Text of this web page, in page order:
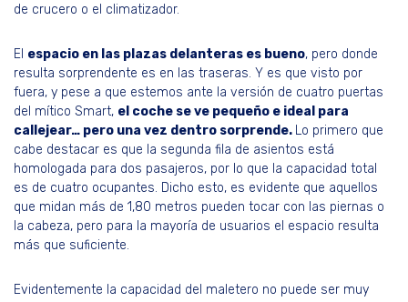
de crucero o el climatizador.
El espacio en las plazas delanteras es bueno, pero donde
resulta sorprendente es en las traseras. Y es que visto por
fuera, y pese a que estemos ante la versión de cuatro puertas
del mítico Smart, el coche se ve pequeño e ideal para
callejear… pero una vez dentro sorprende. Lo primero que
cabe destacar es que la segunda fila de asientos está
homologada para dos pasajeros, por lo que la capacidad total
es de cuatro ocupantes. Dicho esto, es evidente que aquellos
que midan más de 1,80 metros pueden tocar con las piernas o
la cabeza, pero para la mayoría de usuarios el espacio resulta
más que suficiente.
Evidentemente la capacidad del maletero no puede ser muy